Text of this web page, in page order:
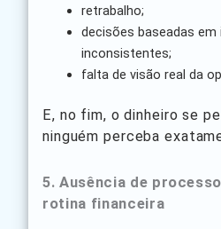
retrabalho;
decisões baseadas
inconsistentes;
falta de visão real da
E, no fim, o dinheiro se
ninguém perceba
5. Ausência de
rotina financeira